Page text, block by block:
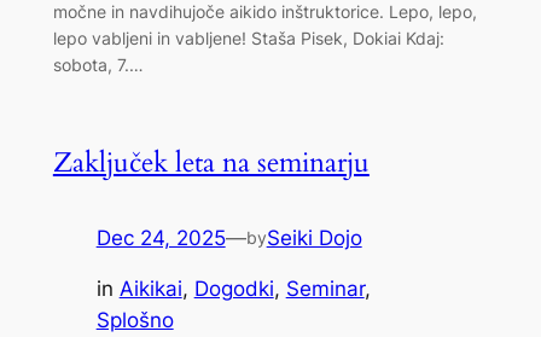
močne in navdihujoče aikido inštruktorice. Lepo, lepo,
lepo vabljeni in vabljene! Staša Pisek, Dokiai Kdaj:
sobota, 7.…
Zaključek leta na seminarju
Dec 24, 2025—bySeiki Dojo
in Aikikai, Dogodki, Seminar
Splošno